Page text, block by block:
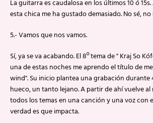
La guitarra es caudalosa en los últimos 10 ó
esta chica me ha gustado demasiado. No sé,
5.- Vamos que nos vamos.
Sí, ya se va acabando. El 8º tema de " Kraj So
una de estas noches me aprendo el título de
wind". Su inicio plantea una grabación durante
hueco, un tanto lejano. A partir de ahí vuelve
todos los temas en una canción y una voz con
verdad es que impacta.